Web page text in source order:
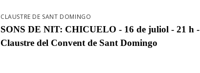
CLAUSTRE DE SANT DOMINGO
SONS DE NIT: CHICUELO - 16 de juliol - 21 h -
Claustre del Convent de Sant Domingo